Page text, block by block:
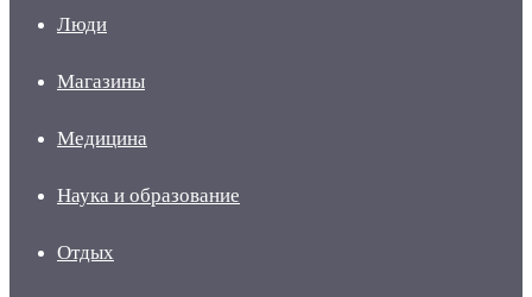
Люди
Магазины
Медицина
Наука и образование
Отдых